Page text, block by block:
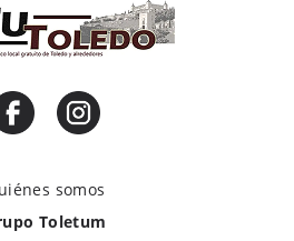
somos
Toletum